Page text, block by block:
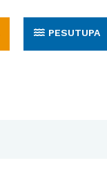
PESUTUPA